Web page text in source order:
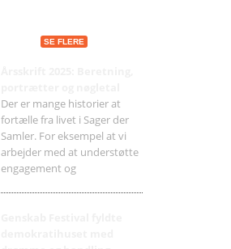
SE FLERE
Der er mange historier at
fortælle fra livet i Sager der
Samler. For eksempel at vi
arbejder med at understøtte
engagement og